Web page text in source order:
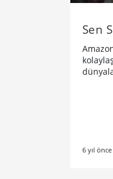
Sen
6 yıl önce